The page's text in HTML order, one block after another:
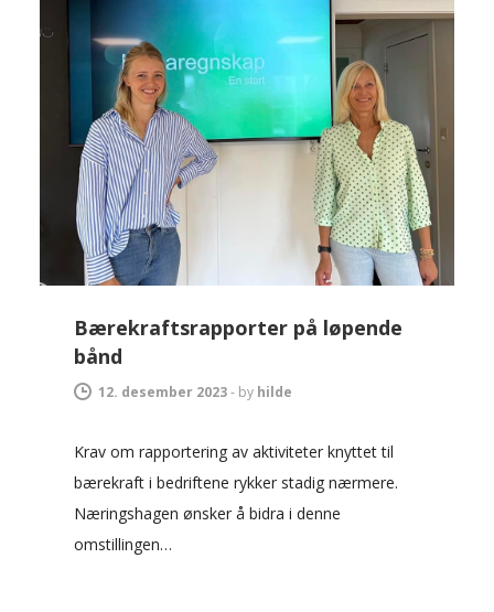
Bærekraftsrapporter på løpende
bånd
12. desember 2023- by hilde
Krav om rapportering av aktiviteter knyttet til
bærekraft i bedriftene rykker stadig nærmere.
Næringshagen ønsker å bidra i denne
omstillingen…